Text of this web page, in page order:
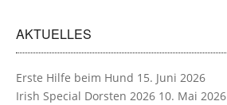
AKTUELLES
Erste Hilfe beim Hund 15. Juni 2026
Irish Special Dorsten 2026 10. Mai 2026